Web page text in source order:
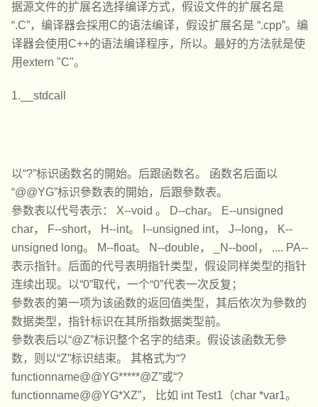
据源文件的扩展名选择编译方式，假设文件的扩展名是
“.C”，编译器会採用C的语法编译，假设扩展名是 “.cpp”。编
译器会使用C++的语法编译程序，所以。最好的方法就是使
用extern "C"。
1.__stdcall
以“?”标识函数名的開始。后跟函数名。 函数名后面以
“@@YG”标识參数表的開始，后跟參数表。
參数表以代号表示： X--void 。 D--char。 E--unsigned
char， F--short， H--int。 I--unsigned int， J--long， K--
unsigned long。 M--float。 N--double， _N--bool， .... PA--
表示指针。后面的代号表明指针类型，假设同样类型的指针
连续出现。以“0”取代，一个“0”代表一次反复；
參数表的第一项为该函数的返回值类型，其后依次为參数的
数据类型，指针标识在其所指数据类型前。
參数表后以“@Z”标识整个名字的结束。假设该函数无參
数，则以“Z”标识结束。 其格式为“?
functionname@@YG*****@Z”或“?
functionname@@YG*XZ”， 比如 int Test1（char *var1。